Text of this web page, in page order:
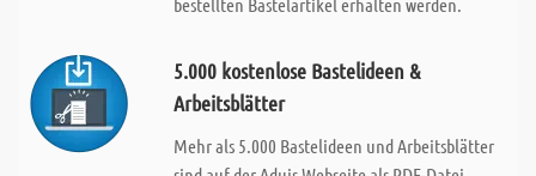
5.000 kostenlose Bastelideen &
Arbeitsblätter
Mehr als 5.000 Bastelideen und Arbeitsblätter